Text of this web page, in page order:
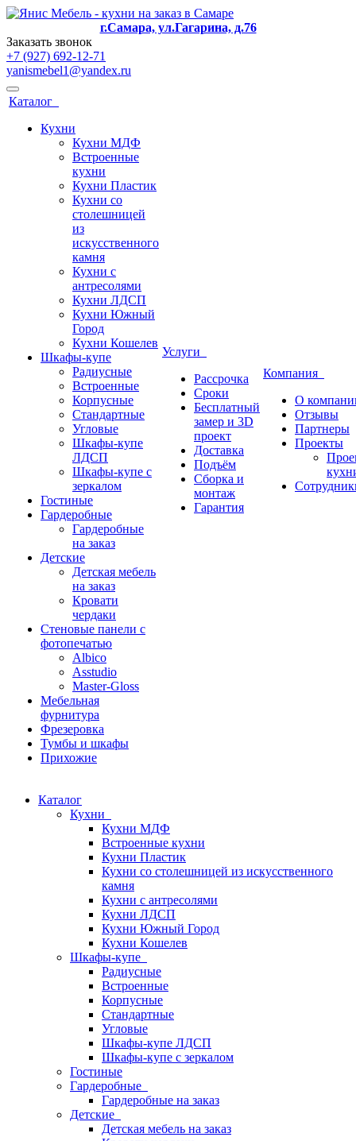
г.Самара, ул.Гагарина, д.76
Заказать звонок
+7 (927) 692-12-71
yanismebel1@yandex.ru
Каталог
Кухни
Кухни МДФ
Встроенные
кухни
Кухни Пластик
Кухни со
столешницей
из
искусcтвенного
камня
Кухни с
антресолями
Кухни ЛДСП
Кухни Южный
Город
Кухни Кошелев
Шкафы-купе
Радиусные
Встроенные
Корпусные
Стандартные
Угловые
Шкафы-купе
ЛДСП
Шкафы-купе с
зеркалом
Гостиные
Гардеробные
Гардеробные
на заказ
Детские
Детская мебель
на заказ
Кровати
чердаки
Стеновые панели с
фотопечатью
Albico
Asstudio
Master-Gloss
Мебельная
фурнитура
Фрезеровка
Тумбы и шкафы
Прихожие
Услуги
Рассрочка
Сроки
Бесплатный
замер и 3D
проект
Доставка
Подъём
Сборка и
монтаж
Гарантия
Компания
О
Отзывы
Партнеры
Проекты
Каталог
Кухни
Кухни МДФ
Встроенные кухни
Кухни Пластик
Кухни со столешницей из искусcтвенного
камня
Кухни с антресолями
Кухни ЛДСП
Кухни Южный Город
Кухни Кошелев
Шкафы-купе
Радиусные
Встроенные
Корпусные
Стандартные
Угловые
Шкафы-купе ЛДСП
Шкафы-купе с зеркалом
Гостиные
Гардеробные
Гардеробные на заказ
Детские
Детская мебель на заказ